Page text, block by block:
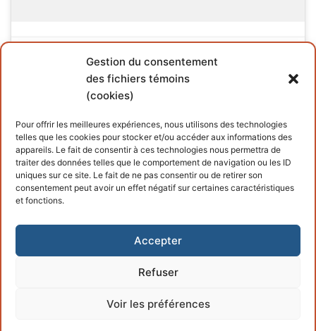
Gestion du consentement
des fichiers témoins
(cookies)
Pour offrir les meilleures expériences, nous utilisons des technologies
telles que les cookies pour stocker et/ou accéder aux informations des
appareils. Le fait de consentir à ces technologies nous permettra de
traiter des données telles que le comportement de navigation ou les ID
uniques sur ce site. Le fait de ne pas consentir ou de retirer son
consentement peut avoir un effet négatif sur certaines caractéristiques
et fonctions.
Accepter
Refuser
Voir les préférences
INFORMATIONS
Conditions générales
Politique de cookies
Copyright © 2026 – Propulsé parCustomify